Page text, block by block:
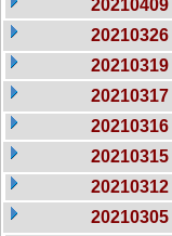
20210409
20210326
20210319
20210317
20210316
20210315
20210312
20210305